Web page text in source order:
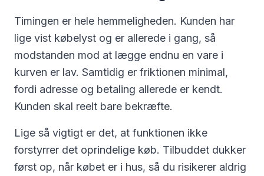
Timingen er hele hemmeligheden. Kunden har
lige vist købelyst og er allerede i gang, så
modstanden mod at lægge endnu en vare i
kurven er lav. Samtidig er friktionen minimal,
fordi adresse og betaling allerede er kendt.
Kunden skal reelt bare bekræfte.
Lige så vigtigt er det, at funktionen ikke
forstyrrer det oprindelige køb. Tilbuddet dukker
først op, når købet er i hus, så du risikerer aldrig